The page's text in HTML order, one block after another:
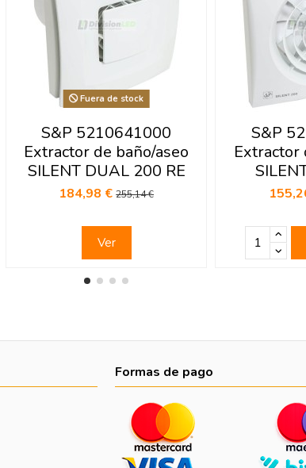
Fuera de stock
S&P 5210641000
Extractor de baño/aseo
SILENT DUAL 200 RE
184,98 €255,14 €
Ver
S&P
Extractor
Formas de pago